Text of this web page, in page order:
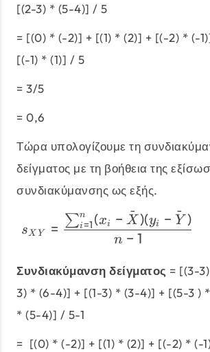
[(2-3) * (5-4)] / 5
= [(0) * (-2)] + [(1) * (2)] + [(-2) * (-
[(-1) * (1)] / 5
= 3/5
= 0,6
Τώρα υπολογίζουμε τη
δείγματος με τη βοήθεια της
συνδιακύμανσης ως εξής.
sX Y =
n − 1
∑i=1
n (xi − X
ˉ )(yi − Y
ˉ )
Συνδιακύμανση δείγματος = [(3-
3) * (6-4)] + [(1-3) * (3-4)] + [(5-3 )
* (5-4)] / 5-1
= [(0) * (-2)] + [(1) * (2)] + [(-2) * (-